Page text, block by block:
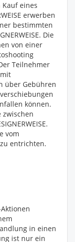
eines
erwerben
bestimmten
Die
von einer
Teilnehmer
über Gebühren
können.
zwischen
vom
entrichten.
in einen
ist nur ein